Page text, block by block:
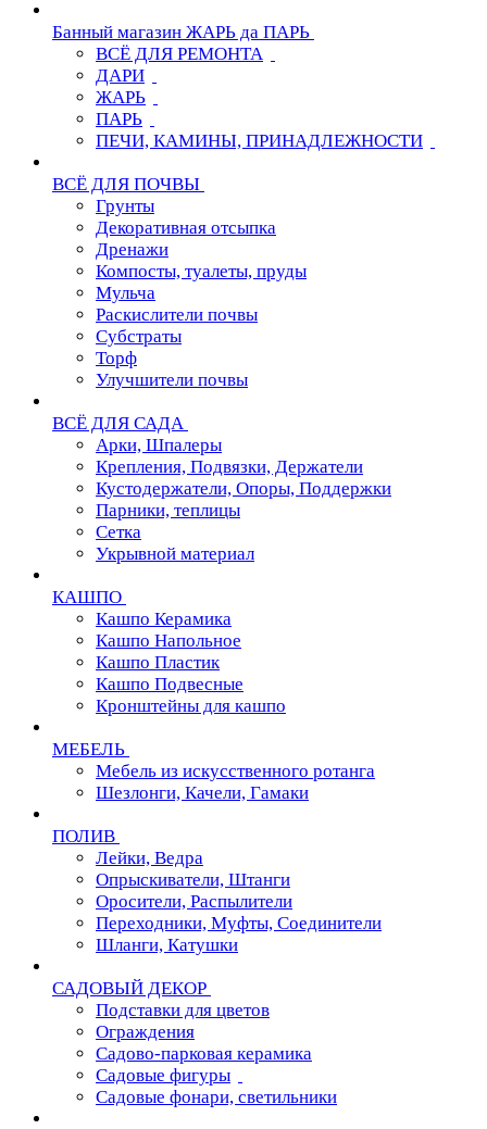
Банный магазин ЖАРЬ да ПАРЬ
ВСЁ ДЛЯ РЕМОНТА
ДАРИ
ЖАРЬ
ПАРЬ
ПЕЧИ, КАМИНЫ, ПРИНАДЛЕЖНОСТИ
ВСЁ ДЛЯ ПОЧВЫ
Грунты
Декоративная отсыпка
Дренажи
Компосты, туалеты, пруды
Мульча
Раскислители почвы
Субстраты
Торф
Улучшители почвы
ВСЁ ДЛЯ САДА
Арки, Шпалеры
Крепления, Подвязки, Держатели
Кустодержатели, Опоры, Поддержки
Парники, теплицы
Сетка
Укрывной материал
КАШПО
Кашпо Керамика
Кашпо Напольное
Кашпо Пластик
Кашпо Подвесные
Кронштейны для кашпо
МЕБЕЛЬ
Мебель из искусственного ротанга
Шезлонги, Качели, Гамаки
ПОЛИВ
Лейки, Ведра
Опрыскиватели, Штанги
Оросители, Распылители
Переходники, Муфты, Соединители
Шланги, Катушки
САДОВЫЙ ДЕКОР
Подставки для цветов
Ограждения
Садово-парковая керамика
Садовые фигуры
Садовые фонари, светильники